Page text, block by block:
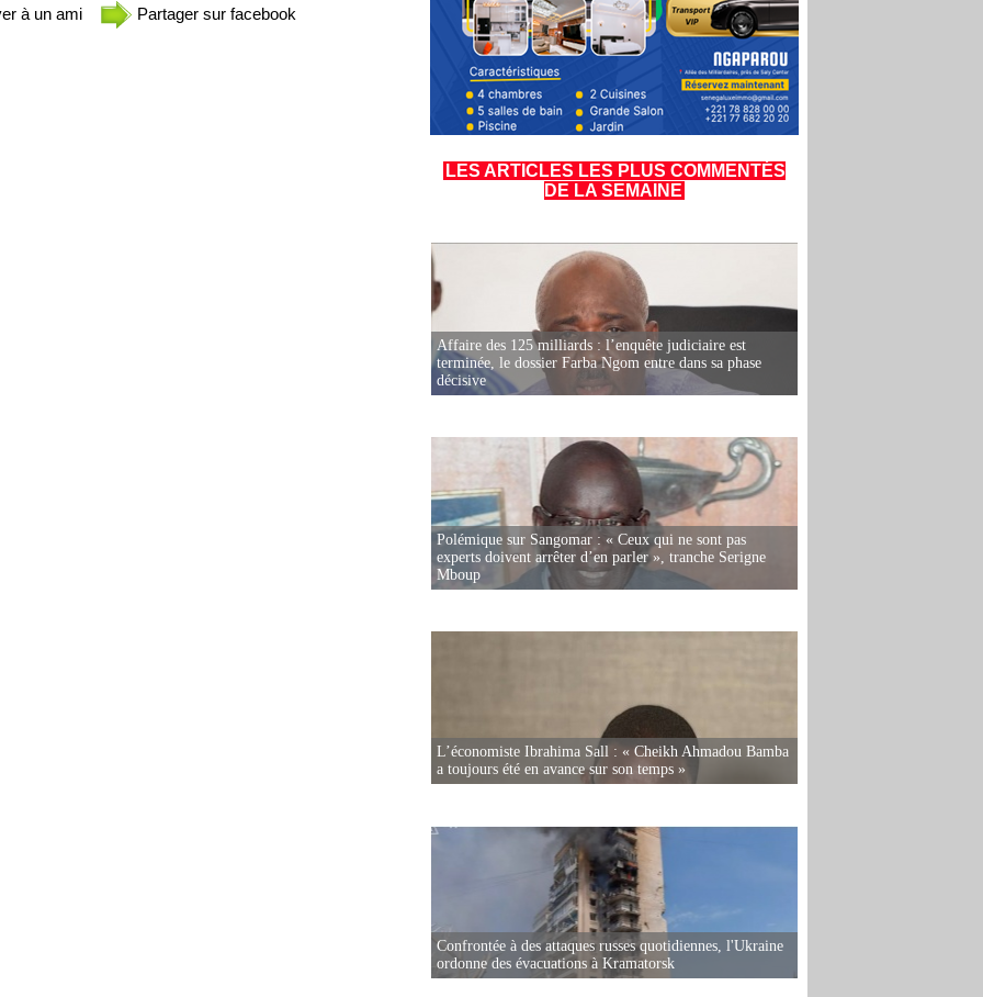
à un ami Partager sur facebook
LES ARTICLES LES PLUS COMMENTÉS
DE LA SEMAINE
Affaire des 125 milliards : l’enquête judiciaire est
terminée, le dossier Farba Ngom entre dans sa phase
décisive
Polémique sur Sangomar : « Ceux qui ne sont pas
experts doivent arrêter d’en parler », tranche Serigne
Mboup
L’économiste Ibrahima Sall : « Cheikh Ahmadou Bamba
a toujours été en avance sur son temps »
Confrontée à des attaques russes quotidiennes, l'Ukraine
ordonne des évacuations à Kramatorsk